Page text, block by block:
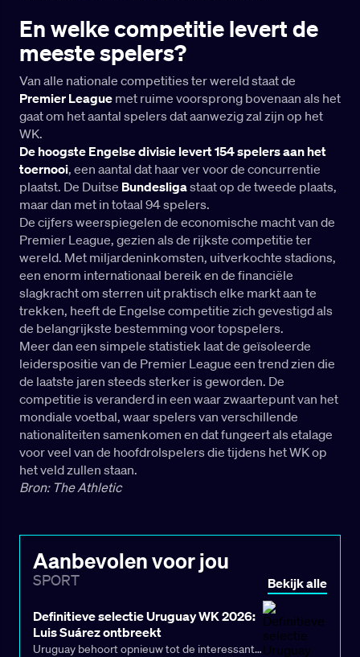
En welke competitie levert de
meeste spelers?
Van alle nationale competities ter wereld staat de
Premier League met ruime voorsprong bovenaan als het
gaat om het aantal spelers dat aanwezig zal zijn op het
WK.
De hoogste Engelse divisie levert 154 spelers aan het
toernooi, een aantal dat haar ver voor de concurrentie
plaatst. De Duitse Bundesligastaat op de tweede plaats,
maar dan met in totaal 94 spelers.
De cijfers weerspiegelen de economische macht van de
Premier League, gezien als de rijkste competitie ter
wereld. Met miljardeninkomsten, uitverkochte stadions,
een enorm internationaal bereik en de financiële
slagkracht om sterren uit praktisch elke markt aan te
trekken, heeft de Engelse competitie zich gevestigd als
de belangrijkste bestemming voor topspelers.
Meer dan een simpele statistiek laat de geïsoleerde
leiderspositie van de Premier League een trend zien die
de laatste jaren steeds sterker is geworden. De
competitie is veranderd in een waar zwaartepunt van het
mondiale voetbal, waar spelers van verschillende
nationaliteiten samenkomen en dat fungeert als etalage
voor veel van de hoofdrolspelers die tijdens het WK op
het veld zullen staan.
Bron: The Athletic
Aanbevolen voor jou
SPORT Bekijk alle
Definitieve selectie Uruguay WK 2026:
Luis Suárez ontbreekt
Uruguay behoort opnieuw tot de interessante